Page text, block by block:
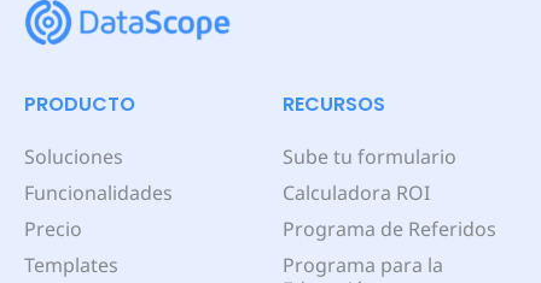
PRODUCTO
Soluciones
Funcionalidades
Precio
Templates
RECURSOS
Sube tu formulario
Calculadora ROI
Programa de Referidos
Programa para la